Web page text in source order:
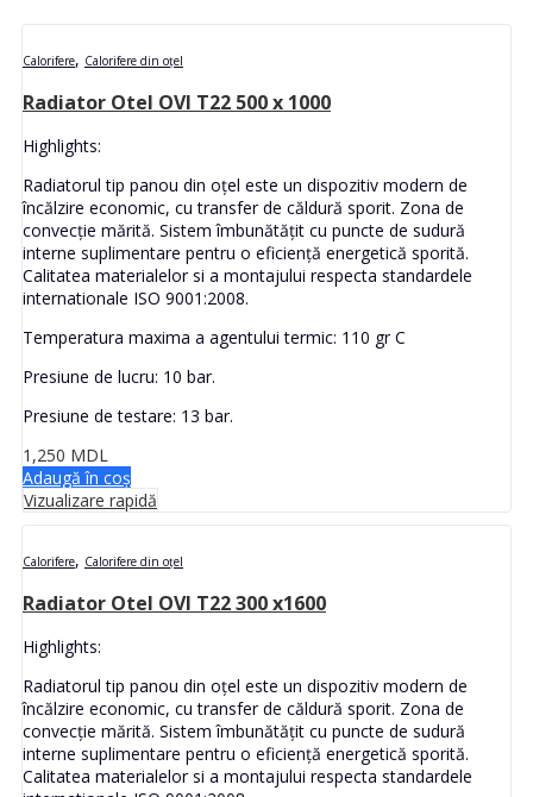
Calorifere, Calorifere din oțel
Radiator Otel OVI T22 500 x 1000
Highlights:
Radiatorul tip panou din oțel este un dispozitiv modern de
încălzire economic, cu transfer de căldură sporit. Zona de
convecție mărită. Sistem îmbunătățit cu puncte de sudură
interne suplimentare pentru o eficiență energetică sporită.
Calitatea materialelor si a montajului respecta standardele
internationale ISO 9001:2008.
Temperatura maxima a agentului termic: 110 gr C
Presiune de lucru: 10 bar.
Presiune de testare: 13 bar.
1,250 MDL
Adaugă în coș
Vizualizare rapidă
Calorifere, Calorifere din oțel
Radiator Otel OVI T22 300 x1600
Highlights:
Radiatorul tip panou din oțel este un dispozitiv modern de
încălzire economic, cu transfer de căldură sporit. Zona de
convecție mărită. Sistem îmbunătățit cu puncte de sudură
interne suplimentare pentru o eficiență energetică sporită.
Calitatea materialelor si a montajului respecta standardele